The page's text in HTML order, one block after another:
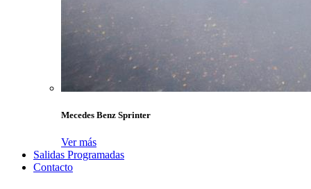
Mecedes Benz Sprinter
Ver más
Salidas Programadas
Contacto